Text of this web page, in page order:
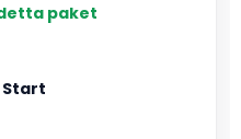
paket
Start